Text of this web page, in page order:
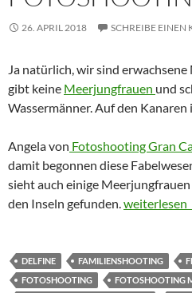
26. APRIL 2018 SCHREIBE EINEN
Ja natürlich, wir sind erwachsene
gibt keine Meerjungfrauen und
Wassermänner. Auf den
Angela von Fotoshooting Gran
damit begonnen diese
sieht auch einige
den Inseln gefunden.weiterlesen
DELFINE FAMILIENSHOOTING
FOTOSHOOTING
FOTOSHOOTING